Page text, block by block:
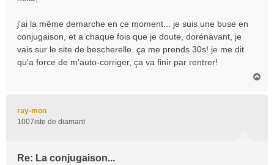
g
e
j'ai la même demarche en ce moment... je suis une buse en
conjugaison, et a chaque fois que je doute, dorénavant, je
vais sur le site de bescherelle. ça me prends 30s! je me dit
qu'a force de m'auto-corriger, ça va finir par rentrer!
ray-mon
1007iste de diamant
Re: La conjugaison...